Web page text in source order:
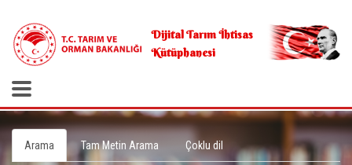
Dijital Tarım İhtisas
Kütüphanesi
Arama Tam Metin Arama Çoklu dil